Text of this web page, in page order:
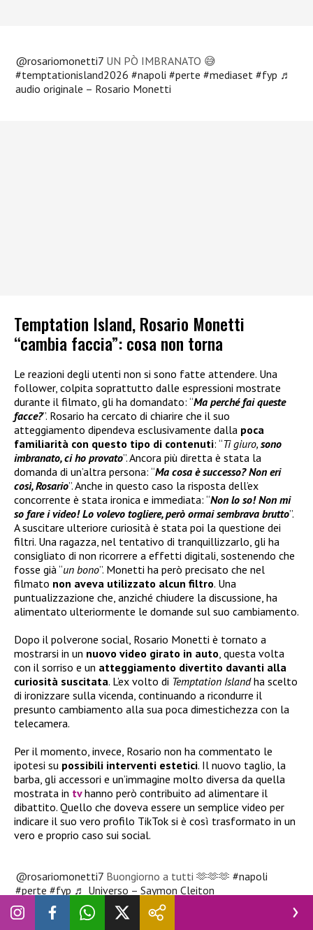
@rosariomonetti7 UN PÒ IMBRANATO 😅
#temptationisland2026 #napoli #perte #mediaset #fyp ♬
audio originale – Rosario Monetti
Temptation Island, Rosario Monetti
“cambia faccia”: cosa non torna
Le reazioni degli utenti non si sono fatte attendere. Una
follower, colpita soprattutto dalle espressioni mostrate
durante il filmato, gli ha domandato: “Ma perché fai queste
facce?”. Rosario ha cercato di chiarire che il suo
atteggiamento dipendeva esclusivamente dalla poca
familiarità con questo tipo di contenuti: “Ti giuro, sono
imbranato, ci ho provato”. Ancora più diretta è stata la
domanda di un’altra persona: “Ma cosa è successo? Non eri
così, Rosario”. Anche in questo caso la risposta dell’ex
concorrente è stata ironica e immediata: “Non lo so! Non mi
so fare i video! Lo volevo togliere, però ormai sembrava brutto”.
A suscitare ulteriore curiosità è stata poi la questione dei
filtri. Una ragazza, nel tentativo di tranquillizzarlo, gli ha
consigliato di non ricorrere a effetti digitali, sostenendo che
fosse già “un bono”. Monetti ha però precisato che nel
filmato non aveva utilizzato alcun filtro. Una
puntualizzazione che, anziché chiudere la discussione, ha
alimentato ulteriormente le domande sul suo cambiamento.
Dopo il polverone social, Rosario Monetti è tornato a
mostrarsi in un nuovo video girato in auto, questa volta
con il sorriso e un atteggiamento divertito davanti alla
curiosità suscitata. L’ex volto di Temptation Islandha scelto
di ironizzare sulla vicenda, continuando a ricondurre il
presunto cambiamento alla sua poca dimestichezza con la
telecamera.
Per il momento, invece, Rosario non ha commentato le
ipotesi su possibili interventi estetici. Il nuovo taglio, la
barba, gli accessori e un’immagine molto diversa da quella
mostrata in tvhanno però contribuito ad alimentare il
dibattito. Quello che doveva essere un semplice video per
indicare il suo vero profilo TikTok si è così trasformato in un
vero e proprio caso sui social.
@rosariomonetti7 Buongiorno a tutti 🫶🫶🫶#napoli
#perte #fyp ♬ Universo – Saymon Cleiton